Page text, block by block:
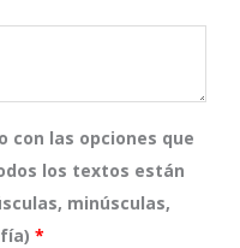
con las opciones que
los textos están
minúsculas,
*